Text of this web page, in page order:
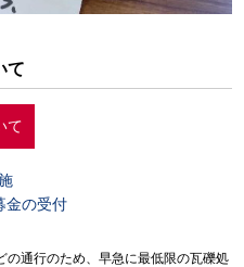
て
て
金の受付
の通行のため、早急に最低限の瓦礫処